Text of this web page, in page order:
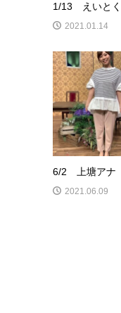
1/13 えいと
2021.01.14
6/2 上塘アナ
2021.06.09